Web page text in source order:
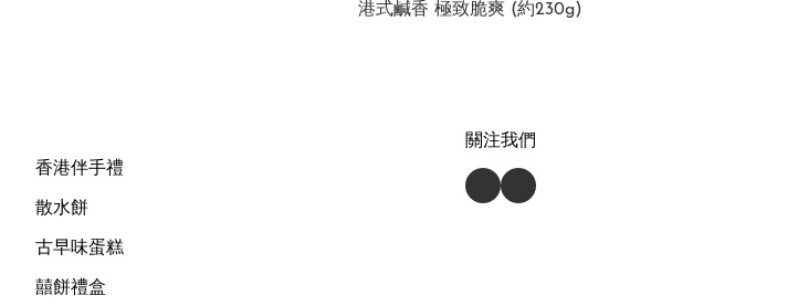
港式鹹香 極致脆爽 (約230g)
香港伴手禮
散水餅
古早味蛋糕
囍餅禮盒
關注我們